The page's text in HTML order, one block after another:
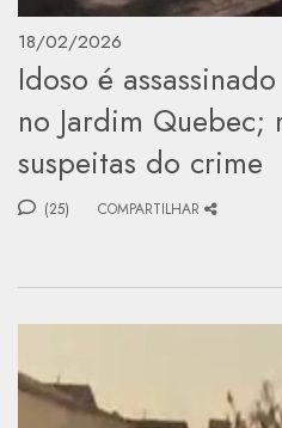
18/02/2026
Idoso é
no Jardim Quebec;
suspeitas do crime
(25) COMPARTILHAR